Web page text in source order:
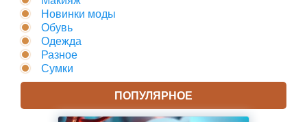
Новинки моды
Обувь
Одежда
Разное
Сумки
ПОПУЛЯРНОЕ